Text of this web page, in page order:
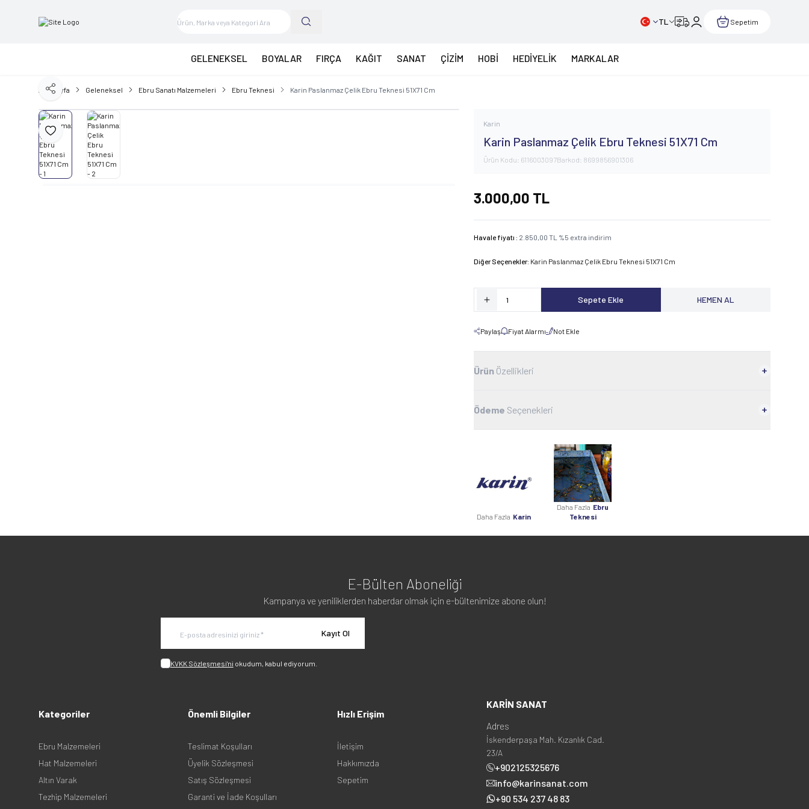
TL Sepetim
GELENEKSEL BOYALAR FIRÇA KAĞIT SANAT ÇİZİM HOBİ HEDİYELİK MARKALAR
Ana Sayfa Geleneksel Ebru Sanatı Malzemeleri Ebru Teknesi Karin Paslanmaz Çelik Ebru Teknesi 51X71 Cm
Favoriye Ekle
Paylaş
Karin
Karin Paslanmaz Çelik Ebru Teknesi 51X71 Cm
Ürün Kodu: 6116003097Barkod: 8699856901306
3.000,00 TL
Havale fiyatı : 2.850,00 TL %5 extra indirim
Diğer Seçenekler: Karin Paslanmaz Çelik Ebru Teknesi 51X71 Cm
Sepete Ekle HEMEN AL
Paylaş Fiyat Alarmı Not Ekle
Ürün Özellikleri
Ödeme Seçenekleri
Daha Fazla Karin
Daha Fazla Ebru
Teknesi
E-Bülten Aboneliği
Kampanya ve yeniliklerden haberdar olmak için e-bültenimize abone olun!
Kayıt Ol
KVKK Sözleşmesi'ni okudum, kabul ediyorum.
Kategoriler
Ebru Malzemeleri
Hat Malzemeleri
Altın Varak
Tezhip Malzemeleri
Önemli Bilgiler
Teslimat Koşulları
Üyelik Sözleşmesi
Satış Sözleşmesi
Garanti ve İade Koşulları
Hızlı Erişim
İletişim
Hakkımızda
Sepetim
KARİN SANAT
Adres
İskenderpaşa Mah. Kızanlık Cad.
23/A
+902125325676
info@karinsanat.com
+90 534 237 48 83